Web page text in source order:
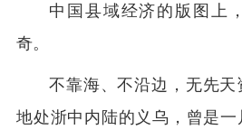
中国县域经济的版图上
奇。
不靠海、不沿边，无先天
地处浙中内陆的义乌，曾是一